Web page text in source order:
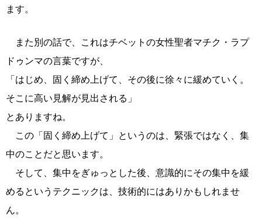
ます。
また別の話で、これはチベットの女性聖者マチク・ラプ
ドゥンマの言葉ですが、
「はじめ、固く締め上げて、その後に徐々に緩めていく。
そこに高い見解が見出される」
とありますね。
この「固く締め上げて」というのは、緊張ではなく、集
中のことだと思います。
そして、集中をぎゅっとした後、意識的にその集中を緩
めるというテクニックは、技術的にはありかもしれませ
ん。